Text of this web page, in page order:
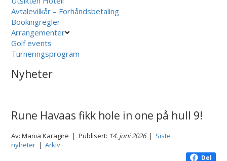
Avtalevilkår – Forhåndsbetaling
Bookingregler
Arrangementer
Golf events
Turneringsprogram
Nyheter
Rune Havaas fikk hole in one på hull 9!
Av: Mariia Karagire | Publisert: 14. juni 2026| Siste
nyheter |Arkiv
Del